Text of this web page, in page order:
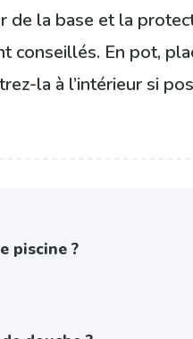
de la base et la
conseillés. En pot,
la à l’intérieur si
piscine ?